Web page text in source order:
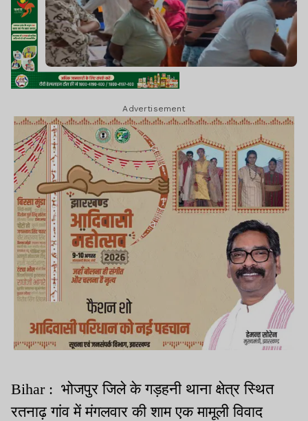
Advertisement
Bihar : भोजपुर जिले के गड़हनी थाना क्षेत्र स्थित
रतनाढ़ गांव में मंगलवार की शाम एक मामूली विवाद